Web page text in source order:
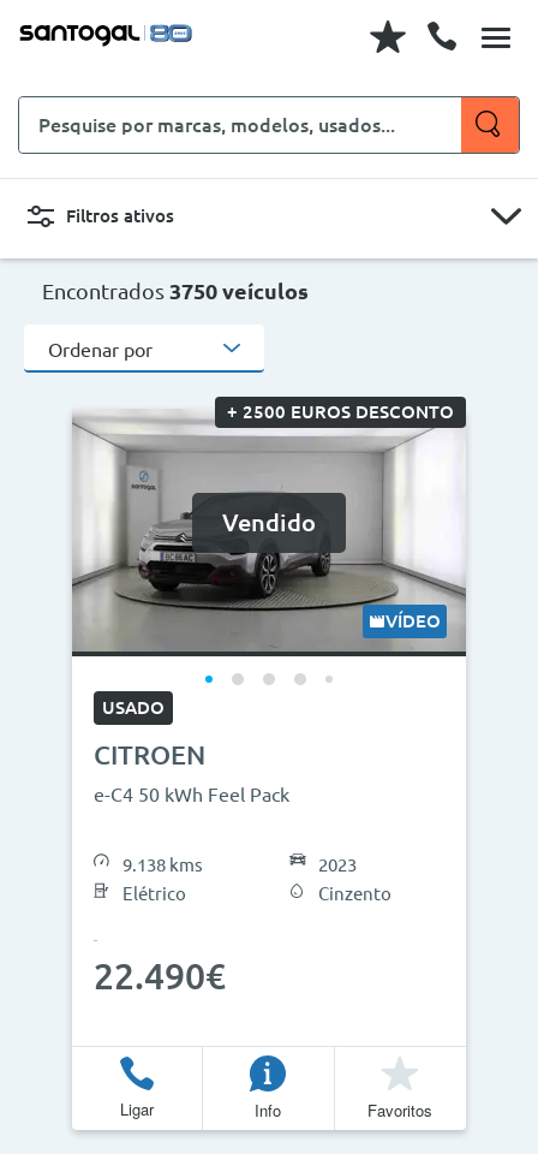
Pesquise
por
marcas,
modelos,
usados...Filtros ativos
CARROS
Novo, Usado, ...
Carroçaria
Combustíveis
Nº de lugares
Outros critérios
Quilómetros
Encontrados 3750 veículos
Ordenar por
+ 2500 EUROS DESCONTO
Vendido
VÍDEO
USADO
CITROEN
e-C4 50 kWh Feel Pack
9.138 kms
Elétrico
2023
Cinzento
22.490€
Ligar Info Favoritos